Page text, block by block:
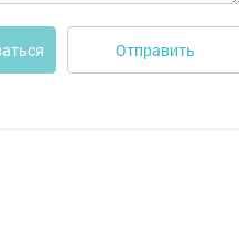
Отправить